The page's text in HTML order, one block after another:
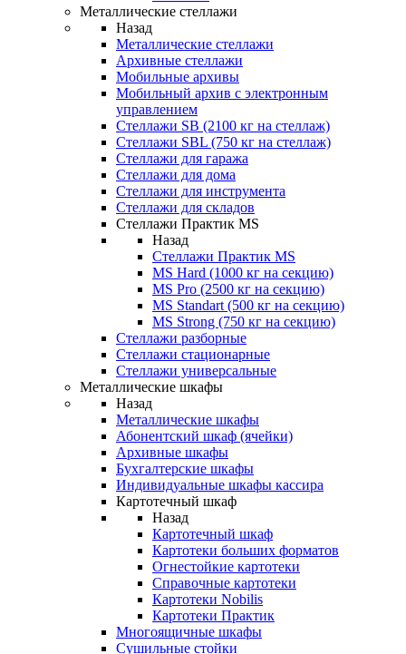
Металлические стеллажи
Назад
Металлические стеллажи
Архивные стеллажи
Мобильные архивы
Мобильный архив с электронным
управлением
Стеллажи SB (2100 кг на стеллаж)
Стеллажи SBL (750 кг на стеллаж)
Стеллажи для гаража
Стеллажи для дома
Стеллажи для инструмента
Стеллажи для складов
Стеллажи Практик MS
Назад
Стеллажи Практик MS
MS Hard (1000 кг на секцию)
MS Pro (2500 кг на секцию)
MS Standart (500 кг на секцию)
MS Strong (750 кг на секцию)
Стеллажи разборные
Стеллажи стационарные
Стеллажи универсальные
Металлические шкафы
Назад
Металлические шкафы
Абонентский шкаф (ячейки)
Архивные шкафы
Бухгалтерские шкафы
Индивидуальные шкафы кассира
Картотечный шкаф
Назад
Картотечный шкаф
Картотеки больших форматов
Огнестойкие картотеки
Справочные картотеки
Картотеки Nobilis
Картотеки Практик
Многоящичные шкафы
Сушильные стойки